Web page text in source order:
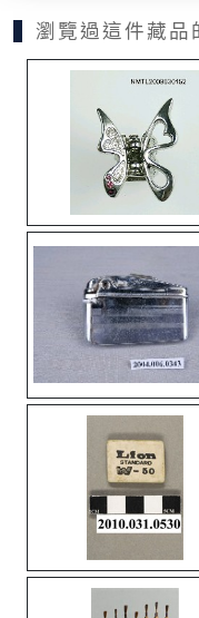
瀏覽過這件藏品